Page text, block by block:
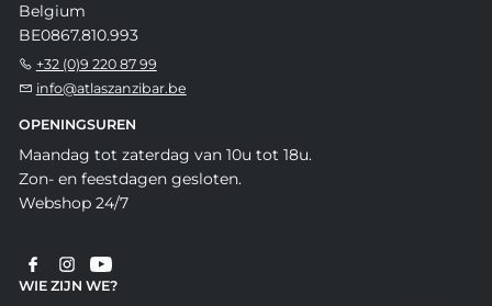
Belgium
BE0867.810.993
+32 (0)9 220 87 99
info@atlaszanzibar.be
OPENINGSUREN
Maandag tot zaterdag van 10u tot 18u.
Zon- en feestdagen gesloten.
Webshop 24/7
WIE ZIJN WE?